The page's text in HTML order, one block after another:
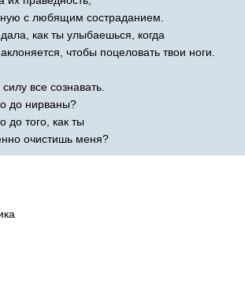
с любящим состраданием.
как ты улыбаешься, когда
чтобы поцеловать твои ноги.
все сознавать.
до нирваны?
до того, как ты
очистишь меня?